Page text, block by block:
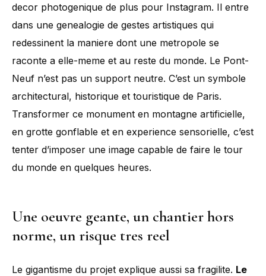
decor photogenique de plus pour Instagram. Il entre
dans une genealogie de gestes artistiques qui
redessinent la maniere dont une metropole se
raconte a elle-meme et au reste du monde. Le Pont-
Neuf n’est pas un support neutre. C’est un symbole
architectural, historique et touristique de Paris.
Transformer ce monument en montagne artificielle,
en grotte gonflable et en experience sensorielle, c’est
tenter d’imposer une image capable de faire le tour
du monde en quelques heures.
Une oeuvre geante, un chantier hors
norme, un risque tres reel
Le gigantisme du projet explique aussi sa fragilite. Le